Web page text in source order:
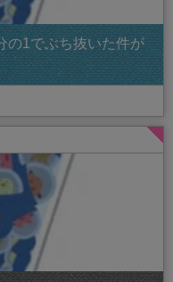
の1でぶち抜いた件が